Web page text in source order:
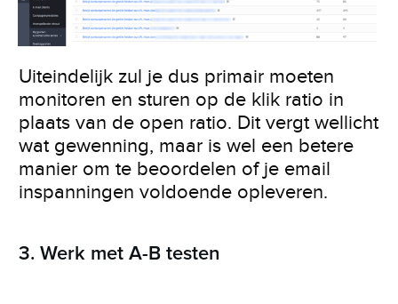
Uiteindelijk zul je dus primair moeten
monitoren en sturen op de klik ratio in
plaats van de open ratio. Dit vergt wellicht
wat gewenning, maar is wel een betere
manier om te beoordelen of je email
inspanningen voldoende opleveren.
3. Werk met A-B testen